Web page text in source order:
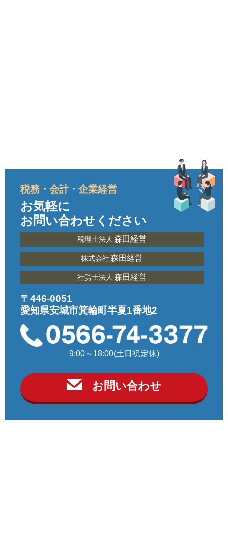
税務・会計・企業経営
お気軽に
お問い合わせください
税理士法人 森田経営
株式会社 森田経営
社労士法人 森田経営
〒446-0051
愛知県安城市箕輪町半夏1番地2
9:00～18:00(土日祝定休)
お問い合わせ